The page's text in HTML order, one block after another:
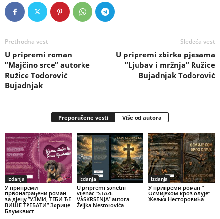
Prethodna vest
U pripremi roman
”Majčino srce” autorke
Ružice Todorović
Bujadnjak
Sledeća vest
U pripremi zbirka pjesama
”Ljubav i mržnja” Ružice
Bujadnjak Todorović
Preporučene vesti Više od autora
Izdanja
У припреми
првонаграђени роман
за дјецу ”УЗМИ, ТЕБИ ЋЕ
ВИШЕ ТРЕБАТИ” Зорице
Блумквист
Izdanja
U pripremi sonetni
vijenac ”STAZE
VASKRSENJA” autora
Željka Nestorovića
Izdanja
У припреми роман ”
Осмијехом кроз олује”
Жељка Несторовића